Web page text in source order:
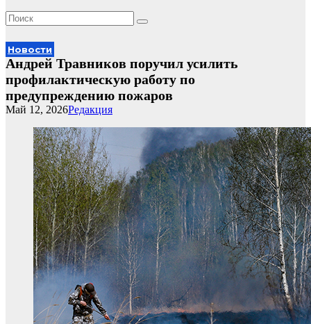
Новости
Андрей Травников поручил усилить
профилактическую работу по
предупреждению пожаров
Редакция
Май 12, 2026